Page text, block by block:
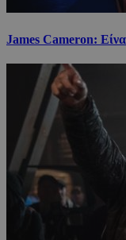
James Cameron: